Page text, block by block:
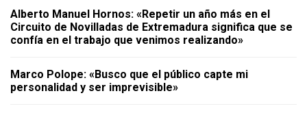
Alberto Manuel Hornos: «Repetir un año más en el
Circuito de Novilladas de Extremadura significa que se
confía en el trabajo que venimos realizando»
Marco Polope: «Busco que el público capte mi
personalidad y ser imprevisible»